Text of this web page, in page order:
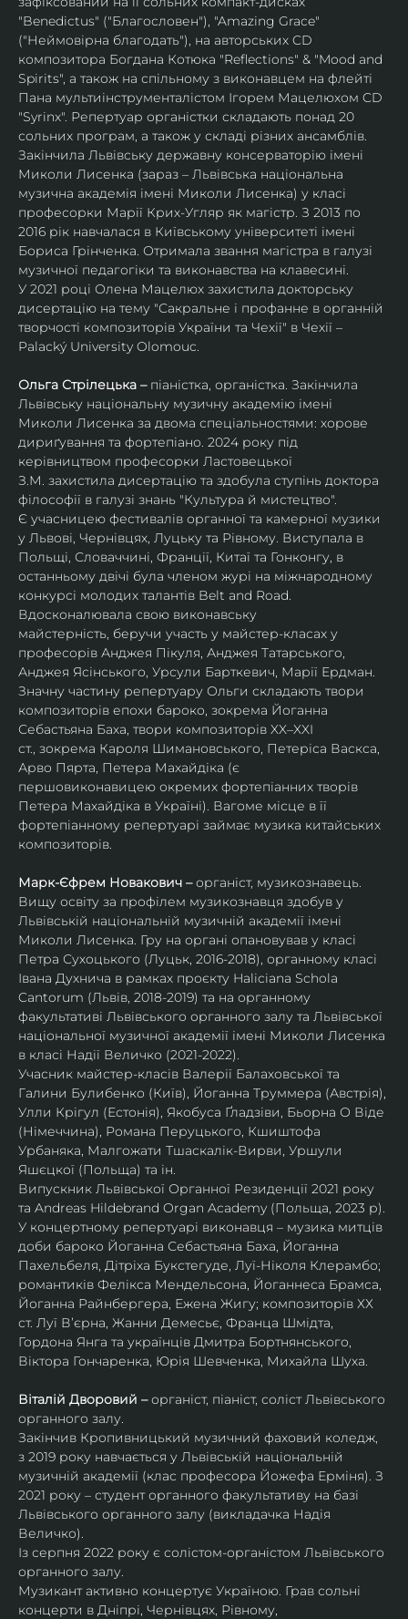
"Benedictus" ("Благословен"), "Amazing Grace"
("Неймовірна благодать"), на авторських CD
композитора Богдана Котюка "Reflections" & "Mood and
Spirits", а також на спільному з виконавцем на флейті
Пана мультиінструменталістом Ігорем Мацелюхом CD
"Syrinx". Репертуар органістки складають понад 20
сольних програм, а також у складі різних ансамблів.
Закінчила Львівську державну консерваторію імені
Миколи Лисенка (зараз – Львівська національна
музична академія імені Миколи Лисенка) у класі
професорки Марії Крих-Угляр як магістр. З 2013 по
2016 рік навчалася в Київському університеті імені
Бориса Грінченка. Отримала звання магістра в галузі
музичної педагогіки та виконавства на клавесині.
У 2021 році Олена Мацелюх захистила докторську
дисертацію на тему "Сакральне і профанне в органній
творчості композиторів України та Чехії" в Чехії –
Palacký University Olomouc.
Ольга Стрілецька – піаністка, органістка. Закінчила
Львівську національну музичну академію імені
Миколи Лисенка за двома спеціальностями: хорове
дириґування та фортепіано. 2024 року під
керівництвом професорки Ластовецької
З.М. захистила дисертацію та здобула ступінь доктора
філософії в галузі знань "Культура й мистецтво".
Є учасницею фестивалів органної та камерної музики
у Львові, Чернівцях, Луцьку та Рівному. Виступала в
Польщі, Словаччині, Франції, Китаї та Гонконгу, в
останньому двічі була членом журі на міжнародному
конкурсі молодих талантів Belt and Road.
Вдосконалювала свою виконавську
майстерність, беручи участь у майстер-класах у
професорів Анджея Пікуля, Анджея Татарського,
Анджея Ясінського, Урсули Барткевич, Марії Ердман.
Значну частину репертуару Ольги складають твори
композиторів епохи бароко, зокрема Йоганна
Себастьяна Баха, твори композиторів XX–XXI
ст., зокрема Кароля Шимановського, Петеріса Васкса,
Арво Пярта, Петера Махайдіка (є
першовиконавицею окремих фортепіанних творів
Петера Махайдіка в Україні). Вагоме місце в її
фортепіанному репертуарі займає музика китайських
композиторів.
Марк-Єфрем Новакович – органіст, музикознавець.
Вищу освіту за профілем музикознавця здобув у
Львівській національній музичній академії імені
Миколи Лисенка. Гру на органі опановував у класі
Петра Сухоцького (Луцьк, 2016-2018), органному класі
Івана Духнича в рамках проєкту Haliciana Schola
Cantorum (Львів, 2018-2019) та на органному
факультативі Львівського органного залу та Львівської
національної музичної академії імені Миколи Лисенка
в класі Надії Величко (2021-2022).
Учасник майстер-класів Валерії Балаховської та
Галини Булибенко (Київ), Йоганна Труммера (Австрія),
Улли Крігул (Естонія), Якобуса Ґладзіви, Бьорна О Віде
(Німеччина), Романа Перуцького, Кшиштофа
Урбаняка, Малгожати Тшаскалік-Вирви, Уршули
Яшєцкої (Польща) та ін.
Випускник Львівської Органної Резиденції 2021 року
та Andreas Hildebrand Organ Academy (Польща, 2023 р).
У концертному репертуарі виконавця – музика митців
доби бароко Йоганна Себастьяна Баха, Йоганна
Пахельбеля, Дітріха Букстегуде, Луї-Ніколя Клерамбо;
романтиків Фелікса Мендельсона, Йоганнеса Брамса,
Йоганна Райнбергера, Ежена Жигу; композиторів ХХ
ст. Луї В’єрна, Жанни Демесьє, Франца Шмідта,
Гордона Янга та українців Дмитра Бортнянського,
Віктора Гончаренка, Юрія Шевченка, Михайла Шуха.
Віталій Дворовий – органіст, піаніст, соліст Львівського
органного залу.
Закінчив Кропивницький музичний фаховий коледж,
з 2019 року навчається у Львівській національній
музичній академії (клас професора Йожефа Ерміня). З
2021 року – студент органного факультативу на базі
Львівського органного залу (викладачка Надія
Величко).
Із серпня 2022 року є солістом-органістом Львівського
органного залу.
Музикант активно концертує Україною. Грав сольні
концерти в Дніпрі, Чернівцях, Рівному,